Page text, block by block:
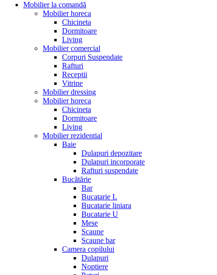
Mobilier la comandă
Mobilier horeca
Chicineta
Dormitoare
Living
Mobilier comercial
Corpuri Suspendate
Rafturi
Receptii
Vitrine
Mobilier dressing
Mobilier horeca
Chicineta
Dormitoare
Living
Mobilier rezidential
Baie
Dulapuri depozitare
Dulapuri incorporate
Rafturi suspendate
Bucătărie
Bar
Bucatarie L
Bucatarie liniara
Bucatarie U
Mese
Scaune
Scaune bar
Camera copilului
Dulapuri
Noptiere